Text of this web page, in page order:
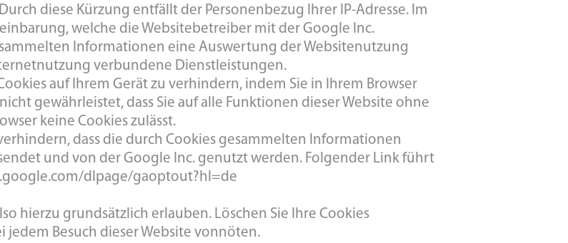
diese Kürzung entfällt der Personenbezug Ihrer IP-Adresse. Im
welche die Websitebetreiber mit der Google Inc.
Informationen eine Auswertung der Websitenutzung
verbundene Dienstleistungen.
auf Ihrem Gerät zu verhindern, indem Sie in Ihrem Browser
gewährleistet, dass Sie auf alle Funktionen dieser Website ohne
keine Cookies zulässt.
dass die durch Cookies gesammelten Informationen
und von der Google Inc. genutzt werden. Folgender Link führt
dlpage/gaoptout?hl=de
hierzu grundsätzlich erlauben. Löschen Sie Ihre Cookies
Besuch dieser Website vonnöten.